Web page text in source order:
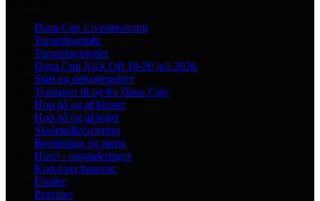
Dana Cup Livestreaming
Turneringsinfo
Turneringsregler
Dana Cup Kick Off 19-20 juli 2026
Start og deltagergebyr
Transport til og fra Dana Cup
Hop på og af busser
Hop på og af toget
Skoleindkvartering
Bespisning og menu
Hotel - opgraderinger
Kort over banerne
Finaler
Præmier